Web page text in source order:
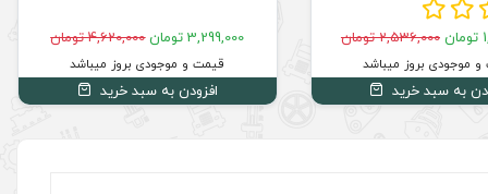
2,536,000 تومان
موجودی بروز میباشد
به سبد خرید
3,299,000 تومان 4,620,000 تومان
قیمت و موجودی بروز میباشد
افزودن به سبد خرید